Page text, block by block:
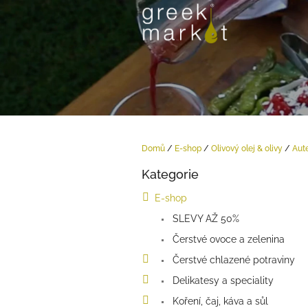
Domů / E-shop / Olivový olej & olivy /
Přeskočit
Kategorie
E-shop
SLEVY AŽ 50%
Čerstvé ovoce a zelenina
Čerstvé chlazené potraviny
Delikatesy a speciality
Koření, čaj, káva a sůl